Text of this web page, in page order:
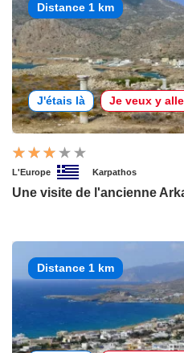
Distance 1 km
J'étais là Je veux y
L'Europe Karpathos
Une visite de l'ancienne
Distance 1 km